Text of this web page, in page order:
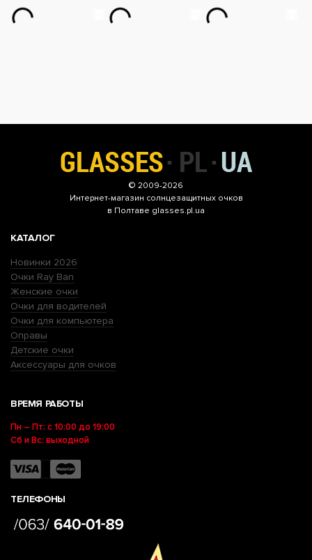
© 2009-2026
Интернет-магазин солнцезащитных очков
в Полтаве glasses.pl.ua
КАТАЛОГ
Новинки 2026
Очки Ray Ban
Женские очки
Очки для водителей
Очки для компьютера
Оправы
Детские очки
Аксессуары для очков
ВРЕМЯ РАБОТЫ
Пн – Пт: с 10:00 до 19:00
Сб и Вс: выходной
ТЕЛЕФОНЫ